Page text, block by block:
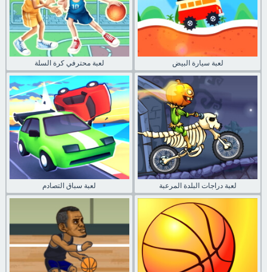
لعبة محترفي كرة السلة لعبة سيارة البيض
لعبة سباق التصادم لعبة دراجات البلدة المرعبة